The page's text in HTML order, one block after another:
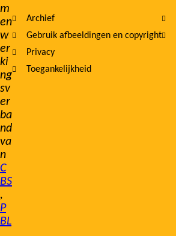
m
en
w
er
ki
ng
sv
er
ba
nd
va
n
C
BS
,
P
BL
Archief
Gebruik afbeeldingen en copyright
Privacy
Toegankelijkheid